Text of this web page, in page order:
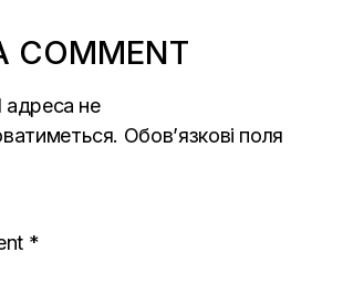
COMMENT
не
Обов’язкові поля